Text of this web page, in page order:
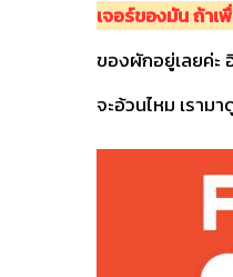
เจอร์ของมัน ถ้า
ของผักอยู่เลยค่ะ
จะอ้วนไหม เราม